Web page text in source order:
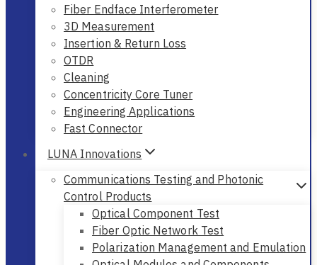
Fiber Endface Interferometer
3D Measurement
Insertion & Return Loss
OTDR
Cleaning
Concentricity Core Tuner
Engineering Applications
Fast Connector
LUNA Innovations
Communications Testing and Photonic
Control Products
Optical Component Test
Fiber Optic Network Test
Polarization Management and Emulation